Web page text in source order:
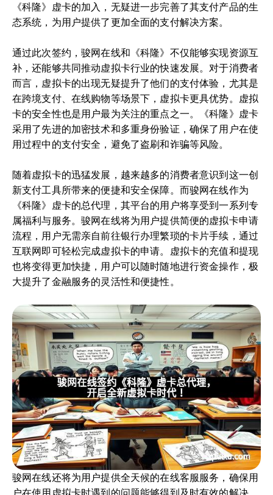
《科隆》虚卡的加入，无疑进一步完善了其支付产品的生
态系统，为用户提供了更加全面的支付解决方案。
通过此次签约，骏网在线和《科隆》不仅能够实现资源互
补，还能够共同推动虚拟卡行业的快速发展。对于消费者
而言，虚拟卡的出现无疑提升了他们的支付体验，尤其是
在跨境支付、在线购物等场景下，虚拟卡更具优势。虚拟
卡的安全性也是用户最为关注的重点之一。《科隆》虚卡
采用了先进的加密技术和多重身份验证，确保了用户在使
用过程中的支付安全，避免了盗刷和诈骗等风险。
随着虚拟卡的迅猛发展，越来越多的消费者意识到这一创
新支付工具所带来的便捷和安全保障。而骏网在线作为
《科隆》虚卡的总代理，其平台的用户将享受到一系列专
属福利与服务。骏网在线将为用户提供简便的虚拟卡申请
流程，用户无需亲自前往银行办理繁琐的卡片手续，通过
互联网即可轻松完成虚拟卡的申请。虚拟卡的充值和提现
也将变得更加快捷，用户可以随时随地进行资金操作，极
大提升了金融服务的灵活性和便捷性。
骏网在线还将为用户提供全天候的在线客服服务，确保用
户在使用虚拟卡时遇到的问题能够得到及时有效的解决。